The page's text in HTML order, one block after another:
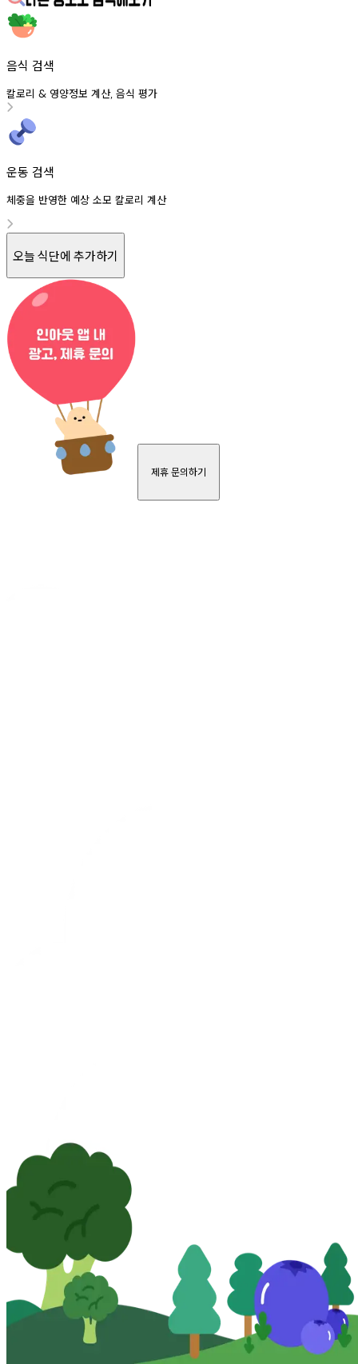
음식 검색
칼로리 & 영양정보 계산, 음식 평가
운동 검색
체중을 반영한 예상 소모 칼로리 계산
오늘 식단에 추가하기
제휴 문의하기